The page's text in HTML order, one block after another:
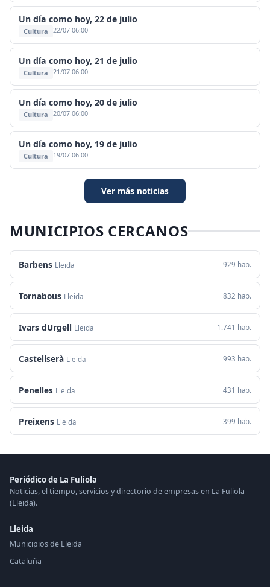
Un día como hoy, 22 de julio
Cultura 22/07 06:00
Un día como hoy, 21 de julio
Cultura 21/07 06:00
Un día como hoy, 20 de julio
Cultura 20/07 06:00
Un día como hoy, 19 de julio
Cultura 19/07 06:00
Ver más noticias
MUNICIPIOS CERCANOS
Barbens Lleida 929 hab.
Tornabous Lleida 832 hab.
Ivars dUrgell Lleida 1.741 hab.
Castellserà Lleida 993 hab.
Penelles Lleida 431 hab.
Preixens Lleida 399 hab.
Periódico de La Fuliola
Noticias, el tiempo, servicios y directorio de empresas en La Fuliola
(Lleida).
Lleida
Municipios de Lleida
Cataluña